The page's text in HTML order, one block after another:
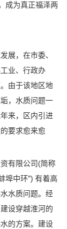
成为真正福泽两
展，在市委、
业、行政办
由于该地区地
，水质问题一
来，区内引进
要求愈来愈
有限公司(简称
埠中环”) 有着高
水质问题。经
设穿越淮河的
的方案。建设